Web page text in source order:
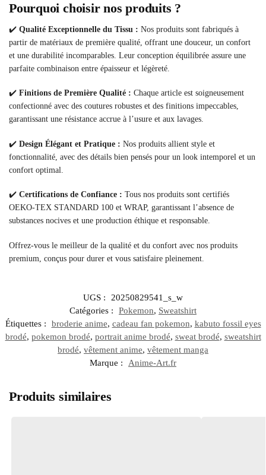
Pourquoi choisir nos produits ?
✔️ Qualité Exceptionnelle du Tissu : Nos produits sont fabriqués à
partir de matériaux de première qualité, offrant une douceur, un confort
et une durabilité incomparables. Leur conception équilibrée assure une
parfaite combinaison entre épaisseur et légèreté.
✔️ Finitions de Première Qualité : Chaque article est soigneusement
confectionné avec des coutures robustes et des finitions impeccables,
garantissant une résistance accrue à l’usure et aux lavages.
✔️ Design Élégant et Pratique : Nos produits allient style et
fonctionnalité, avec des détails bien pensés pour un look intemporel et un
confort optimal.
✔️ Certifications de Confiance : Tous nos produits sont certifiés
OEKO-TEX STANDARD 100 et WRAP, garantissant l’absence de
substances nocives et une production éthique et responsable.
Offrez-vous le meilleur de la qualité et du confort avec nos produits
premium, conçus pour durer et vous satisfaire pleinement.
UGS :
20250829541_s_w
Catégories :
Pokemon, Sweatshirt
Étiquettes :
broderie anime, cadeau fan pokemon, kabuto fossil eyes
brodé, pokemon brodé, portrait anime brodé, sweat brodé, sweatshirt
brodé, vêtement anime, vêtement manga
Marque :
Anime-Art.fr
Produits similaires